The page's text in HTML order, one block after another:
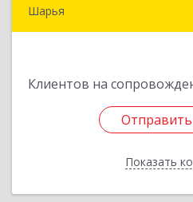
Шарья
Клиентов на
Отправить
Показать
Отправить